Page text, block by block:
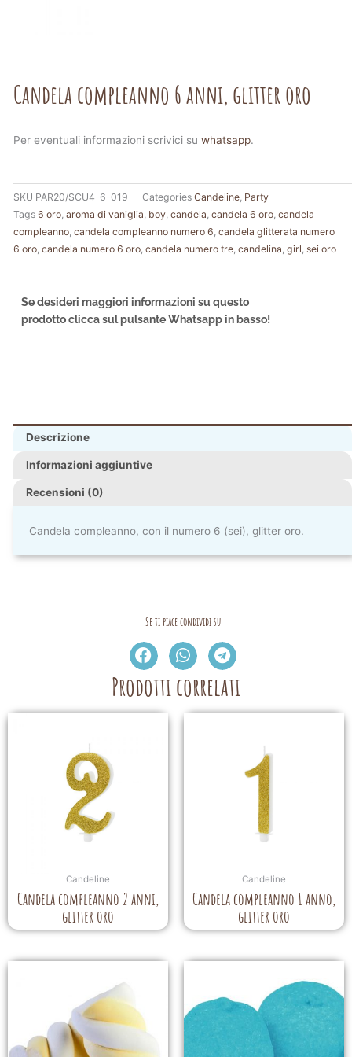
Candela compleanno 6 anni, glitter oro
Per eventuali informazioni scrivici su whatsapp.
SKU PAR20/SCU4-6-019 Categories Candeline Party
Tags 6 oro aroma di vaniglia boy candela candela 6 oro candela
compleanno candela compleanno numero 6 candela glitterata numero
6 oro candela numero 6 oro candela numero tre candelina girl sei oro
Se desideri maggiori informazioni su questo
prodotto clicca sul pulsante Whatsapp in basso!
Descrizione
Informazioni aggiuntive
Recensioni (0)
Candela compleanno, con il numero 6 (sei), glitter oro.
Se ti piace condividi su
Prodotti correlati
Candeline
Candela compleanno 2 anni,
glitter oro
Candeline
Candela compleanno 1 anno,
glitter oro